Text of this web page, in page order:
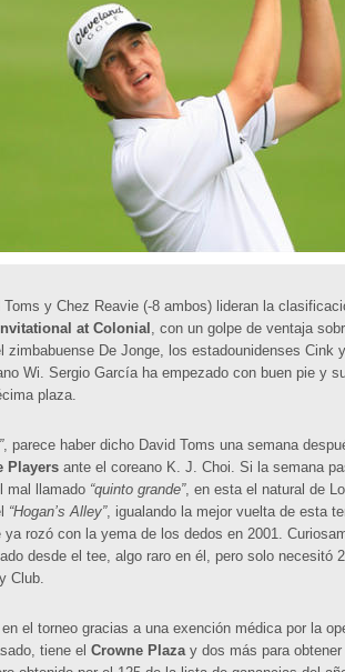
y Chez Reavie (-8 ambos) lideran la
at Colonial , con un golpe de ventaja
zimbabuense De Jonge, los estadounidenses Cink
Wi. Sergio García ha empezado con buen pie y
plaza.
, parece haber dicho David Toms una semana
Players ante el coreano K. J. Choi. Si la semana
mal llamado “quinto grande”, en esta el natural de
“Hogan’s Alley”, igualando la mejor vuelta de esta
ya rozó con la yema de los dedos en 2001.
desde el tee, algo raro en él, pero solo necesitó
Club.
el torneo gracias a una exención médica por la
tiene el Crowne Plazay dos más para obtener